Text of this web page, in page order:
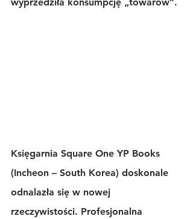
Księgarnia Square One YP Books
(Incheon – South Korea) doskonale
odnalazła się w nowej
rzeczywistości. Profesjonalna